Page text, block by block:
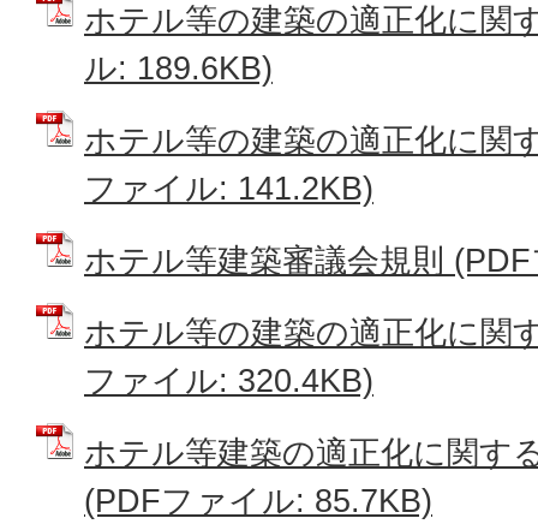
ホテル等の建築の適正化に関
ル: 189.6KB)
ホテル等の建築の適正化に関
ファイル: 141.2KB)
ホテル等建築審議会規則
ホテル等の建築の適正化に関
ファイル: 320.4KB)
ホテル等建築の適正化に関す
(PDFファイル: 85.7KB)